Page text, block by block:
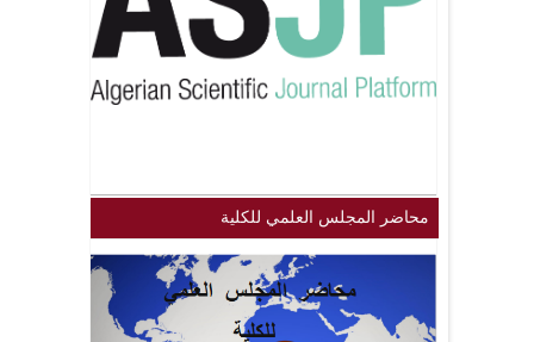
محاضر المجلس العلمي للكلية